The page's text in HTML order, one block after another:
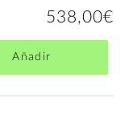
538,00€
Añadir